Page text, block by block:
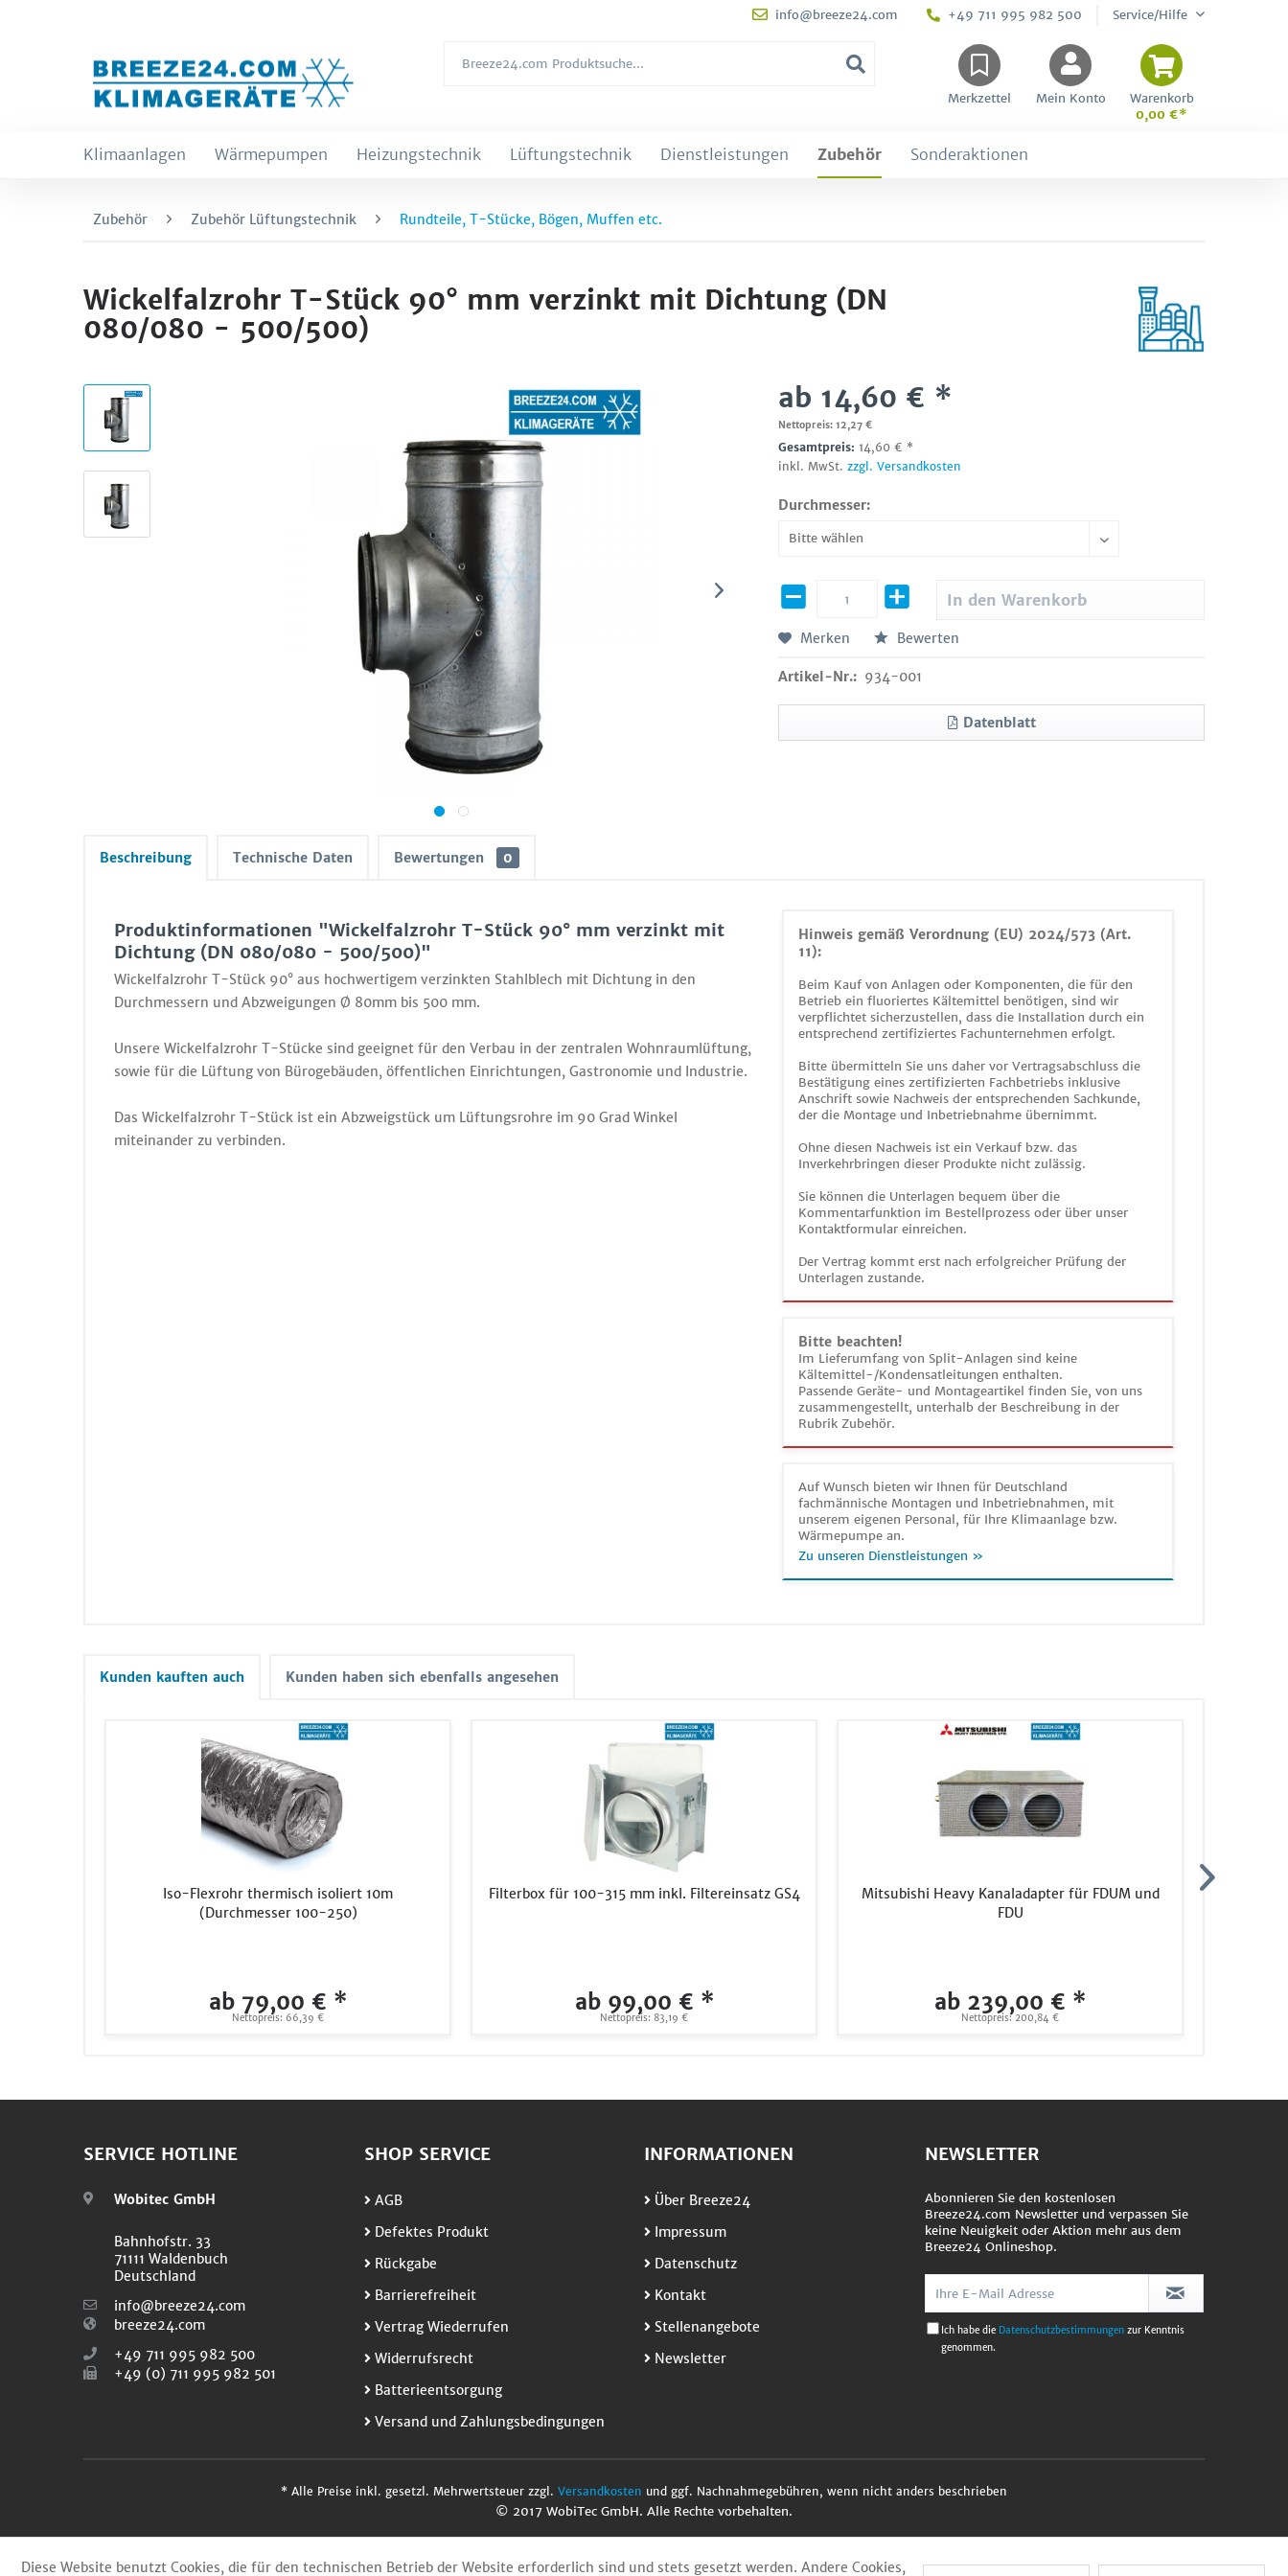
info@breeze24.com +49 711 995 982 500 Service/Hilfe
Merkzettel Mein Konto
Warenkorb
0,00 €*
Klimaanlagen Wärmepumpen Heizungstechnik Lüftungstechnik Dienstleistungen Zubehör Sonderaktionen
Zubehör Zubehör Lüftungstechnik Rundteile, T-Stücke, Bögen, Muffen etc.
Wickelfalzrohr T-Stück 90° mm verzinkt mit Dichtung (DN
080/080 - 500/500)
ab 14,60 € *
Nettopreis: 12,27 €
Gesamtpreis: 14,60 € *
inkl. MwSt.zzgl. Versandkosten
Durchmesser:
In den Warenkorb
Merken Bewerten
Artikel-Nr.: 934-001
Datenblatt
Beschreibung Technische Daten Bewertungen 0
Hinweis gemäß Verordnung (EU) 2024/573 (Art.
11):
Beim Kauf von Anlagen oder Komponenten, die für den
Betrieb ein fluoriertes Kältemittel benötigen, sind wir
verpflichtet sicherzustellen, dass die Installation durch ein
entsprechend zertifiziertes Fachunternehmen erfolgt.
Bitte übermitteln Sie uns daher vor Vertragsabschluss die
Bestätigung eines zertifizierten Fachbetriebs inklusive
Anschrift sowie Nachweis der entsprechenden Sachkunde,
der die Montage und Inbetriebnahme übernimmt.
Ohne diesen Nachweis ist ein Verkauf bzw. das
Inverkehrbringen dieser Produkte nicht zulässig.
Sie können die Unterlagen bequem über die
Kommentarfunktion im Bestellprozess oder über unser
Kontaktformular einreichen.
Der Vertrag kommt erst nach erfolgreicher Prüfung der
Unterlagen zustande.
Bitte beachten!
Im Lieferumfang von Split-Anlagen sind keine
Kältemittel-/Kondensatleitungen enthalten.
Passende Geräte- und Montageartikel finden Sie, von uns
zusammengestellt, unterhalb der Beschreibung in der
Rubrik Zubehör.
Auf Wunsch bieten wir Ihnen für Deutschland
fachmännische Montagen und Inbetriebnahmen, mit
unserem eigenen Personal, für Ihre Klimaanlage bzw.
Wärmepumpe an.
Zu unseren Dienstleistungen »
Produktinformationen "Wickelfalzrohr T-Stück 90° mm verzinkt mit
Dichtung (DN 080/080 - 500/500)"
Wickelfalzrohr T-Stück 90° aus hochwertigem verzinkten Stahlblech mit Dichtung in den
Durchmessern und Abzweigungen Ø 80mm bis 500 mm.
Unsere Wickelfalzrohr T-Stücke sind geeignet für den Verbau in der zentralen Wohnraumlüftung,
sowie für die Lüftung von Bürogebäuden, öffentlichen Einrichtungen, Gastronomie und Industrie.
Das Wickelfalzrohr T-Stück ist ein Abzweigstück um Lüftungsrohre im 90 Grad Winkel
miteinander zu verbinden.
Kunden kauften auch Kunden haben sich ebenfalls angesehen
Iso-Flexrohr thermisch isoliert 10m
(Durchmesser 100-250)
ab 79,00 € *
Nettopreis: 66,39 €
Filterbox für 100-315 mm inkl. Filtereinsatz GS4
ab 99,00 € *
Nettopreis: 83,19 €
Mitsubishi Heavy Kanaladapter für FDUM und
FDU
ab 239,00 € *
Nettopreis: 200,84 €
SERVICE HOTLINE
Wobitec GmbH
Bahnhofstr. 33
71111 Waldenbuch
Deutschland
info@breeze24.com
breeze24.com
+49 711 995 982 500
+49 (0) 711 995 982 501
SHOP SERVICE
AGB
Defektes Produkt
Rückgabe
Barrierefreiheit
Vertrag Wiederrufen
Widerrufsrecht
Batterieentsorgung
Versand und Zahlungsbedingungen
INFORMATIONEN
Über Breeze24
Impressum
Datenschutz
Kontakt
Stellenangebote
Newsletter
NEWSLETTER
Abonnieren Sie den kostenlosen
Breeze24.com Newsletter und verpassen Sie
keine Neuigkeit oder Aktion mehr aus dem
Breeze24 Onlineshop.
Ich habe die Datenschutzbestimmungen zur Kenntnis
genommen.
* Alle Preise inkl. gesetzl. Mehrwertsteuer zzgl. Versandkosten und ggf. Nachnahmegebühren, wenn nicht anders beschrieben
© 2017 WobiTec GmbH. Alle Rechte vorbehalten.
Diese Website benutzt Cookies, die für den technischen Betrieb der Website erforderlich sind und stets gesetzt werden. Andere Cookies,